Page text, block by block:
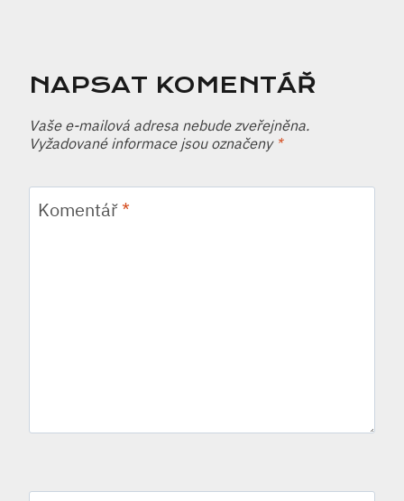
NAPSAT KOMENTÁŘ
Vaše e-mailová adresa nebude zveřejněna.
Vyžadované informace jsou označeny *
Komentář*